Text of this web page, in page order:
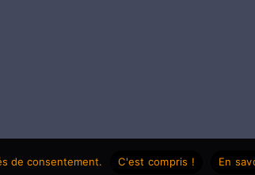
de consentement. C'est compris ! En